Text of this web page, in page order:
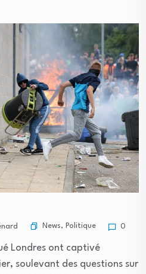
News, Politique 0
Londres ont captivé
soulevant des questions sur